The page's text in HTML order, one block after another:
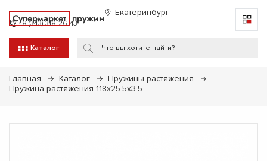
Супермаркет пружин Екатеринбург
8 (343) 318-26-43
Каталог
Главная Каталог
Пружины растяжения
Пружина растяжения 118х25.5х3.5